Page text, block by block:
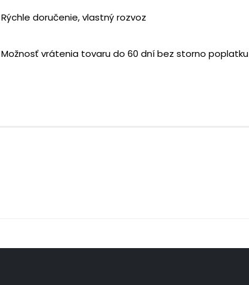
Rýchle doručenie, vlastný rozvoz
Možnosť vrátenia tovaru do 60 dní bez storno poplatku